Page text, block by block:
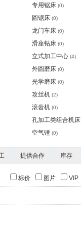
专用锯床 (0)
圆锯床 (0)
龙门车床 (0)
滑座钻床 (0)
立式加工中心 (4)
外圆磨床 (0)
光学磨床 (0)
攻丝机 (2)
滚齿机 (0)
孔加工类组合机床
空气锤 (0)
提供合作 库存
标价 图片 VIP